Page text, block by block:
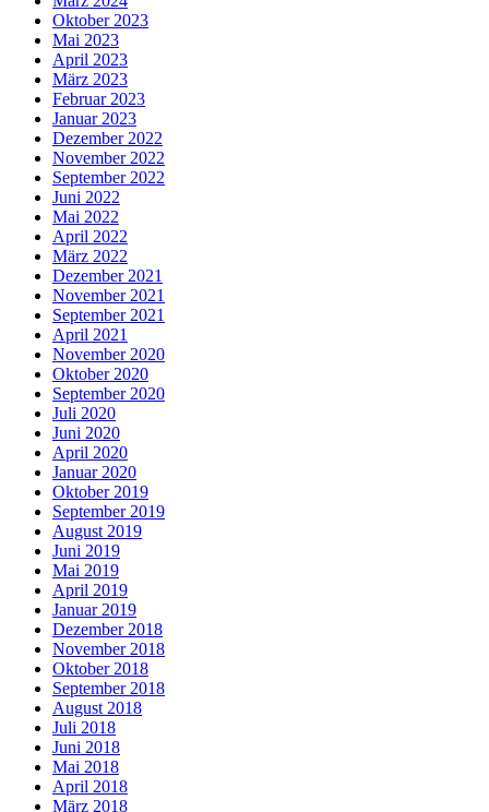
Oktober 2023
Mai 2023
April 2023
März 2023
Februar 2023
Januar 2023
Dezember 2022
November 2022
September 2022
Juni 2022
Mai 2022
April 2022
März 2022
Dezember 2021
November 2021
September 2021
April 2021
November 2020
Oktober 2020
September 2020
Juli 2020
Juni 2020
April 2020
Januar 2020
Oktober 2019
September 2019
August 2019
Juni 2019
Mai 2019
April 2019
Januar 2019
Dezember 2018
November 2018
Oktober 2018
September 2018
August 2018
Juli 2018
Juni 2018
Mai 2018
April 2018
März 2018